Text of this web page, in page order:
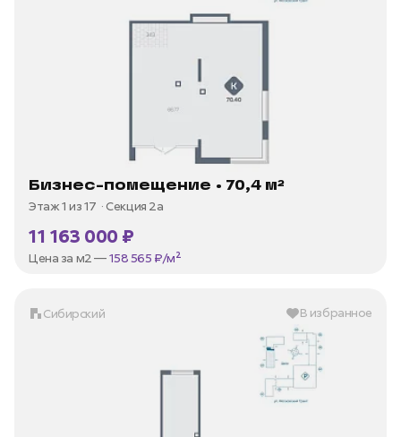
Бизнес-помещение • 70,4 м²
Этаж 1 из 17 Секция 2а
11 163 000 ₽
Цена за м2 —158 565 ₽/м²
Сибирский В избранное